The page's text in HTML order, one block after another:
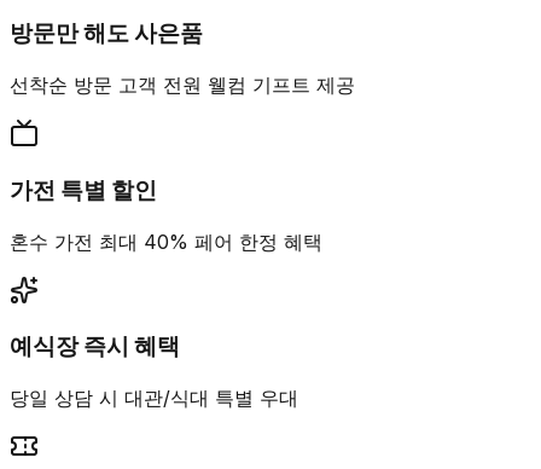
방문만 해도 사은품
선착순 방문 고객 전원 웰컴 기프트 제공
가전 특별 할인
혼수 가전 최대 40% 페어 한정 혜택
예식장 즉시 혜택
당일 상담 시 대관/식대 특별 우대